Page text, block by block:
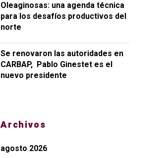
Oleaginosas: una agenda técnica
para los desafíos productivos del
norte
Se renovaron las autoridades en
CARBAP, Pablo Ginestet es el
nuevo presidente
Archivos
agosto 2026